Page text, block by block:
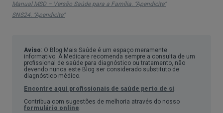
Manual MSD – Versão Saúde para a Família. “Apendicite”
SNS24. “Apendicite”
Aviso: O Blog Mais Saúde é um espaço meramente
informativo. A Medicare recomenda sempre a consulta de um
profissional de saúde para diagnóstico ou tratamento, não
devendo nunca este Blog ser considerado substituto de
diagnóstico médico.
Encontre aqui profissionais de saúde perto de si
Contribua com sugestões de melhoria através do nosso
formulário online